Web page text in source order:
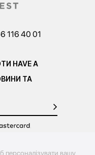
116 40 01
HAVE A
ТА
вашу